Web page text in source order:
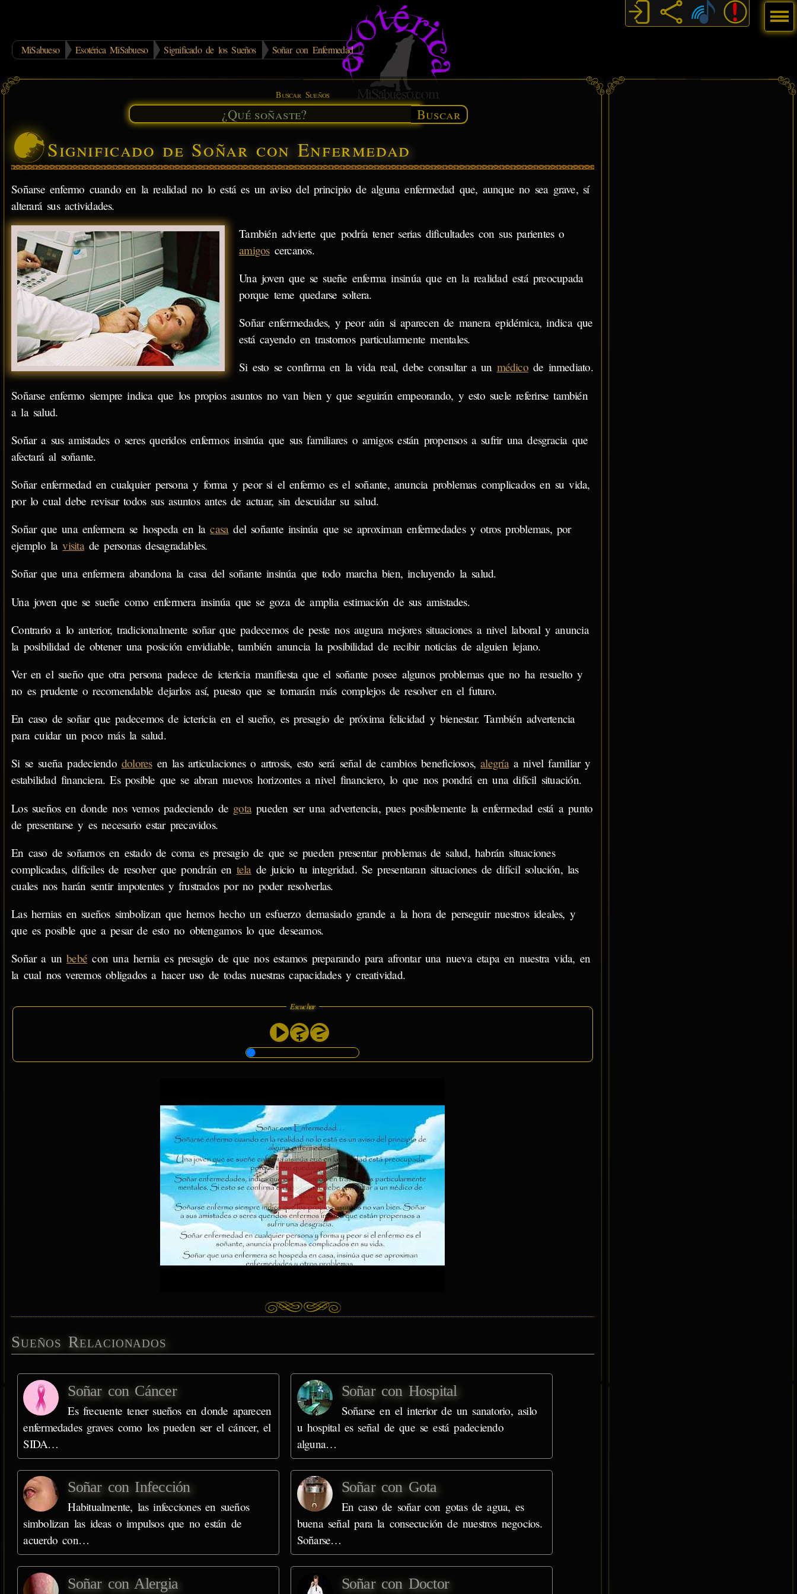
MiSabueso Esotérica MiSabueso Significado de los Sueños Soñar con Enfermedad
Buscar Sueños
Buscar
Significado de Soñar con Enfermedad
Soñarse enfermo cuando en la realidad no lo está es un aviso del principio de alguna enfermedad que, aunque no sea grave, sí
alterará sus actividades.
También advierte que podría tener serias dificultades con sus parientes o
amigoscercanos.
Una joven que se sueñe enferma insinúa que en la realidad está preocupada
porque teme quedarse soltera.
Soñar enfermedades, y peor aún si aparecen de manera epidémica, indica que
está cayendo en trastornos particularmente mentales.
Si esto se confirma en la vida real, debe consultar a un médicode inmediato.
Soñarse enfermo siempre indica que los propios asuntos no van bien y que seguirán empeorando, y esto suele referirse también
a la salud.
Soñar a sus amistades o seres queridos enfermos insinúa que sus familiares o amigos están propensos a sufrir una desgracia que
afectará al soñante.
Soñar enfermedad en cualquier persona y forma y peor si el enfermo es el soñante, anuncia problemas complicados en su vida,
por lo cual debe revisar todos sus asuntos antes de actuar, sin descuidar su salud.
Soñar que una enfermera se hospeda en lacasadel soñante insinúa que se aproximan enfermedades y otros problemas, por
ejemplo lavisitade personas desagradables.
Soñar que una enfermera abandona la casa del soñante insinúa que todo marcha bien, incluyendo la salud.
Una joven que se sueñe como enfermera insinúa que se goza de amplia estimación de sus amistades.
Contrario a lo anterior, tradicionalmente soñar que padecemos de peste nos augura mejores situaciones a nivel laboral y anuncia
la posibilidad de obtener una posición envidiable, también anuncia la posibilidad de recibir noticias de alguien lejano.
Ver en el sueño que otra persona padece de ictericia manifiesta que el soñante posee algunos problemas que no ha resuelto y
no es prudente o recomendable dejarlos así, puesto que se tornarán más complejos de resolver en el futuro.
En caso de soñar que padecemos de ictericia en el sueño, es presagio de próxima felicidad y bienestar. También advertencia
para cuidar un poco más la salud.
Si se sueña padeciendo doloresen las articulaciones o artrosis, esto será señal de cambios beneficiosos,alegríaa nivel familiar y
estabilidad financiera. Es posible que se abran nuevos horizontes a nivel financiero, lo que nos pondrá en una difícil situación.
Los sueños en donde nos vemos padeciendo de gotapueden ser una advertencia, pues posiblemente la enfermedad está a punto
de presentarse y es necesario estar precavidos.
En caso de soñarnos en estado de coma es presagio de que se pueden presentar problemas de salud, habrán situaciones
complicadas, difíciles de resolver que pondrán en telade juicio tu integridad. Se presentaran situaciones de difícil solución, las
cuales nos harán sentir impotentes y frustrados por no poder resolverlas.
Las hernias en sueños simbolizan que hemos hecho un esfuerzo demasiado grande a la hora de perseguir nuestros ideales, y
que es posible que a pesar de esto no obtengamos lo que deseamos.
Soñar a unbebé con una hernia es presagio de que nos estamos preparando para afrontar una nueva etapa en nuestra vida, en
la cual nos veremos obligados a hacer uso de todas nuestras capacidades y creatividad.
Escuchar
Sueños Relacionados
Soñar con Cáncer
Es frecuente tener sueños en donde aparecen
enfermedades graves como los pueden ser el cáncer, el
SIDA…
Soñar con Hospital
Soñarse en el interior de un sanatorio, asilo
u hospital es señal de que se está padeciendo
alguna…
Soñar con Infección
Habitualmente, las infecciones en sueños
simbolizan las ideas o impulsos que no están de
acuerdo con…
Soñar con Gota
En caso de soñar con gotas de agua, es
buena señal para la consecución de nuestros negocios.
Soñarse…
Soñar con Alergia Soñar con Doctor
Menú